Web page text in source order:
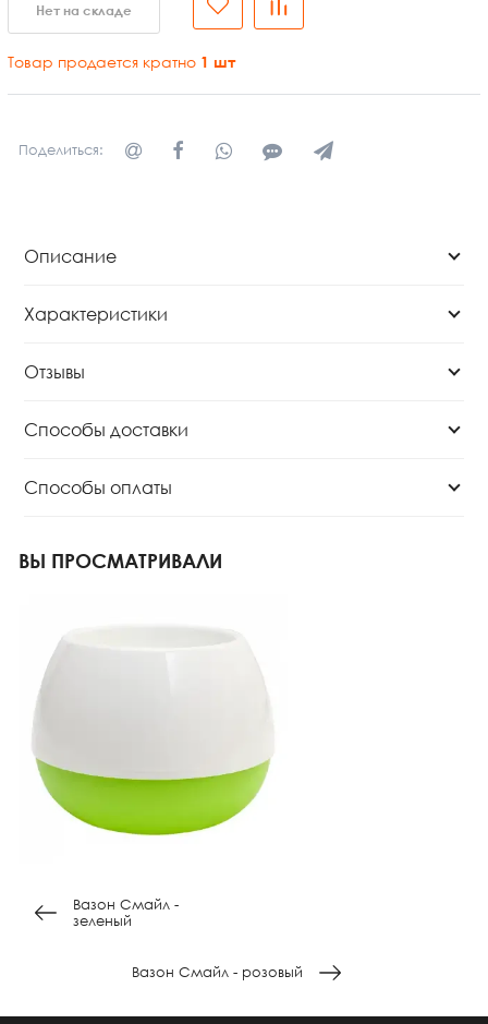
Нет на складе
Товар продается кратно 1 шт
Поделиться:
Описание
Характеристики
Отзывы
Способы доставки
Способы оплаты
ВЫ ПРОСМАТРИВАЛИ
Вазон Смайл -
зеленый
Вазон Смайл - розовый